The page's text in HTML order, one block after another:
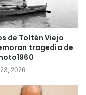
de Toltén Viejo
tragedia de
2026